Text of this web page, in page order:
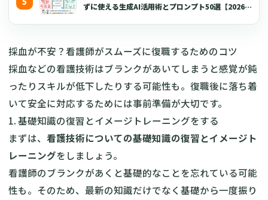
ずに使える生成AI活用術とプロンプト50選【2026年
採血が不安？看護師がスムーズに復職するためのコツ
採血などの看護技術はブランクがあいてしまうと感覚が鈍
ったりスキルが低下したりする可能性も。復職後に落ち着
いて安全に対応するためには事前準備が大切です。
1. 基礎知識の復習とイメージトレーニングをする
まずは、 看護技術についての基礎知識の復習とイメージト
レーニングをしましょう。
看護師のブランクがあくと基礎的なことを忘れている可能
性も。そのため、最新の知識だけでなく基礎から一度振り